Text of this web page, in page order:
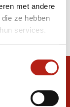
met andere
ze hebben
services.